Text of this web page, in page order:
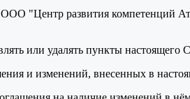
"Центр развития компетенций
или удалять пункты настоящего
и изменений, внесенных в